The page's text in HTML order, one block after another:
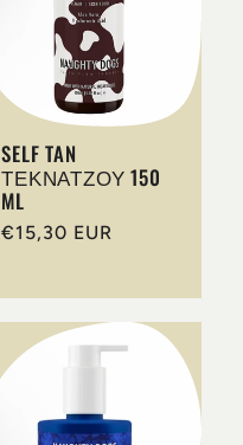
SELF TAN
ΤΕΚΝΑΤΖΟΥ 150
ML
Κανονική
€15,30 EUR